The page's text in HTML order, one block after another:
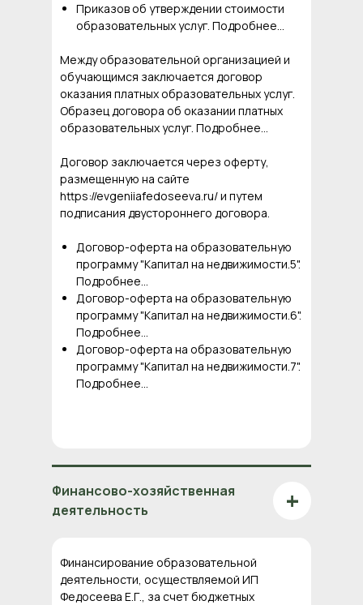
Приказов об утверждении стоимости
образовательных услуг. Подробнее...
Между образовательной организацией и
обучающимся заключается договор
оказания платных образовательных услуг.
Образец договора об оказании платных
образовательных услуг. Подробнее...
Договор заключается через оферту,
размещенную на сайте
https://evgeniiafedoseeva.ru/ и путем
подписания двустороннего договора.
Договор-оферта на образовательную
программу "Капитал на недвижимости.5".
Подробнее...
Договор-оферта на образовательную
программу "Капитал на недвижимости.6".
Подробнее...
Договор-оферта на образовательную
программу "Капитал на недвижимости.7".
Подробнее...
Финансово-хозяйственная
деятельность
+
Финансирование образовательной
деятельности, осуществляемой ИП
Федосеева Е.Г., за счет бюджетных